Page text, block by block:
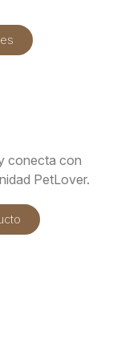
conecta con
PetLover.